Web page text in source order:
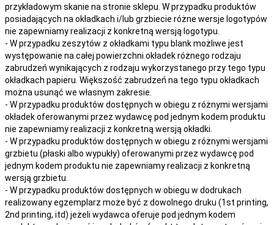
przykładowym skanie na stronie sklepu. W przypadku produktów
posiadających na okładkach i/lub grzbiecie różne wersje logotypów
nie zapewniamy realizacji z konkretną wersją logotypu.
- W przypadku zeszytów z okładkami typu blank możliwe jest
występowanie na całej powierzchni okładek różnego rodzaju
zabrudzeń wynikających z rodzaju wykorzystanego przy tego typu
okładkach papieru. Większość zabrudzeń na tego typu okładkach
można usunąć we własnym zakresie.
- W przypadku produktów dostępnych w obiegu z różnymi wersjami
okładek oferowanymi przez wydawcę pod jednym kodem produktu
nie zapewniamy realizacji z konkretną wersją okładki.
- W przypadku produktów dostępnych w obiegu z różnymi wersjami
grzbietu (płaski albo wypukły) oferowanymi przez wydawcę pod
jednym kodem produktu nie zapewniamy realizacji z konkretną
wersją grzbietu.
- W przypadku produktów dostępnych w obiegu w dodrukach
realizowany egzemplarz może być z dowolnego druku (1st printing,
2nd printing, itd) jeżeli wydawca oferuje pod jednym kodem